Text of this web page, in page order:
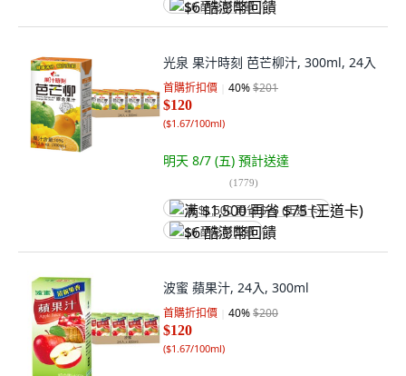
$6 酷澎幣回饋
光泉 果汁時刻 芭芒柳汁, 300ml, 24入
首購折扣價 40%$201
$120
($1.67/100ml)
明天 8/7 (五) 預計送達
(1779)
满 $1,500 再省 $75 (王道卡)
$6 酷澎幣回饋
波蜜 蘋果汁, 24入, 300ml
首購折扣價 40%$200
$120
($1.67/100ml)